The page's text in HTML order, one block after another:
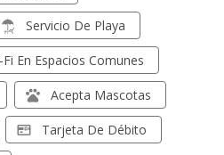
Servicio De Playa
Fi En Espacios Comunes
Acepta Mascotas
Tarjeta De Débito